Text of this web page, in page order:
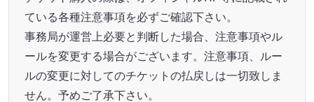
ている各種注意事項を必ずご確認下さい。
事務局が運営上必要と判断した場合、注意事項やル
ールを変更する場合がございます。注意事項、ルー
ルの変更に対してのチケットの払戻しは一切致しま
せん。予めご了承下さい。